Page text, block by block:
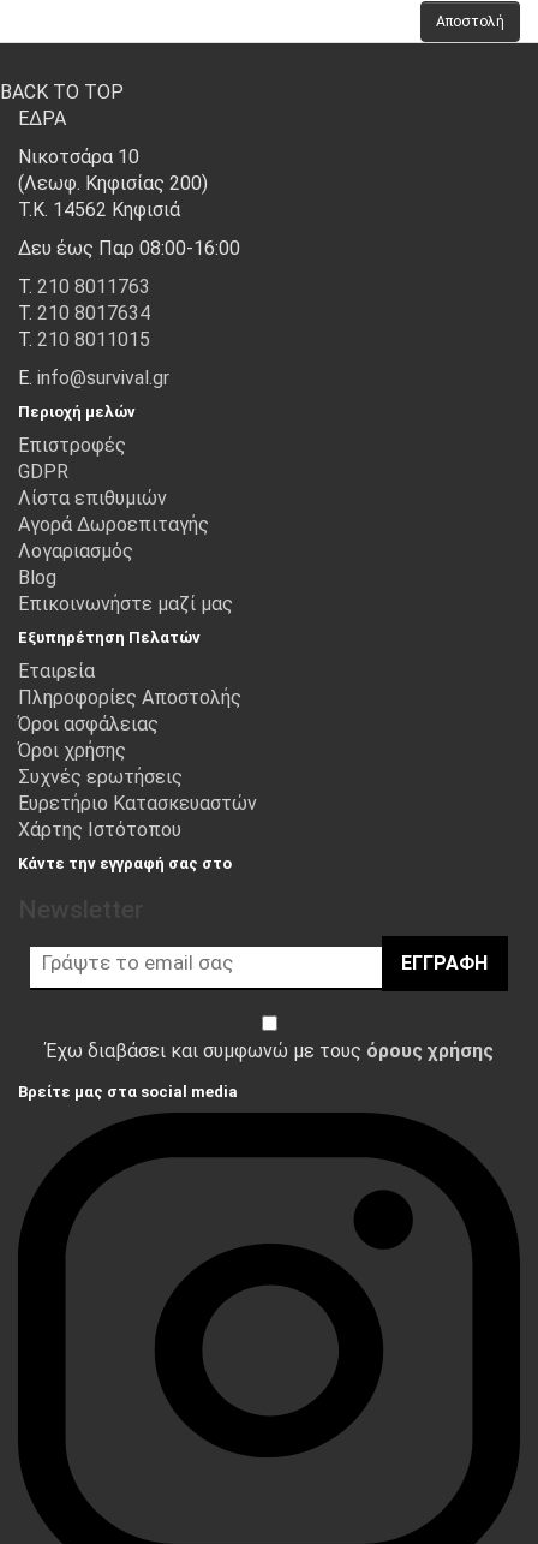
BACK TO TOP
ΕΔΡΑ
Νικοτσάρα 10
(Λεωφ. Κηφισίας 200)
Τ.Κ. 14562 Κηφισιά
Δευ έως Παρ 08:00-16:00
Τ. 210 8011763
Τ. 210 8017634
Τ. 210 8011015
Ε. info@survival.gr
Περιοχή μελών
Επιστροφές
GDPR
Λίστα επιθυμιών
Αγορά Δωροεπιταγής
Λογαριασμός
Blog
Επικοινωνήστε μαζί μας
Εξυπηρέτηση Πελατών
Εταιρεία
Πληροφορίες Αποστολής
Όροι ασφάλειας
Όροι χρήσης
Συχνές ερωτήσεις
Ευρετήριο Κατασκευαστών
Χάρτης Ιστότοπου
Κάντε την εγγραφή σας στο
ΕΓΓΡΑΦΉ
Έχω διαβάσει και συμφωνώ με τους όρους χρήσης
Βρείτε μας στα social media